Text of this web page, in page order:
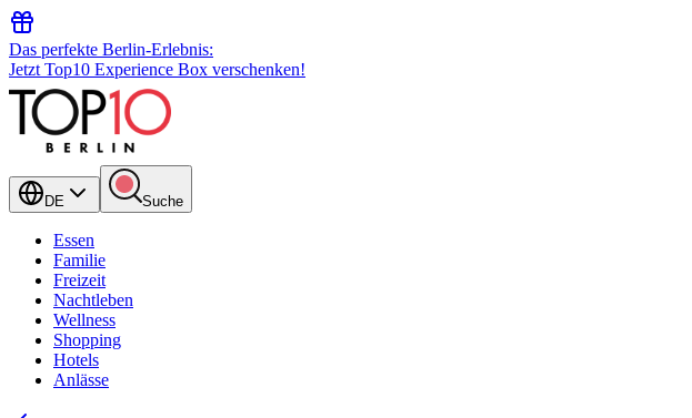
Das perfekte Berlin-Erlebnis:
Jetzt Top10 Experience Box verschenken!
DE Suche
Essen
Familie
Freizeit
Nachtleben
Wellness
Shopping
Hotels
Anlässe